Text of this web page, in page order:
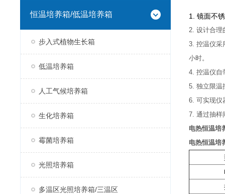
恒温培养箱/低温培养箱
步入式植物生长箱
低温培养箱
人工气候培养箱
生化培养箱
霉菌培养箱
光照培养箱
多温区光照培养箱/三温区
1. 镜面不
2. 设计合理
3. 控温仪采
小时。
4. 控温仪自
5. 独立限温
6. 可实现仪
7. 通过抽样
电热恒温培
电热恒温培